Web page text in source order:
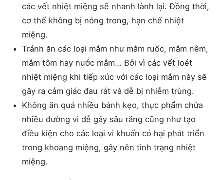
các vết nhiệt miệng sẽ nhanh lành lại. Đồng thời,
cơ thể không bị nóng trong, hạn chế nhiệt
miệng.
Tránh ăn các loại mắm như mắm ruốc, mắm nêm,
mắm tôm hay nước mắm… Bởi vì các vết loét
nhiệt miệng khi tiếp xúc với các loại mắm này sẽ
gây ra cảm giác đau rát và dễ bị nhiễm trùng.
Không ăn quá nhiều bánh kẹo, thực phẩm chứa
nhiều đường vì dễ gây sâu răng cũng như tạo
điều kiện cho các loại vi khuẩn có hại phát triển
trong khoang miệng, gây nên tình trạng nhiệt
miệng.